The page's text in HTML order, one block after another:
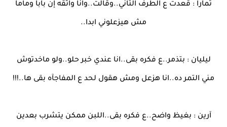
تمارا : قعدت ع الطرف التاني..وقالت..وانا واثقه إن بابا وماما
مش هيزعلوني ابدا..
ليليان : بتذمر..ع فكره بقى..انا عندي خبر حلو..ولو ماخدتوش
مني التمر ده..انا هزعل ومش هقول لحد ع المفاجآه بقى ها..!!!
آرين : بغيظ واضح..ع فكره بقى..اللبن ممكن يتشرب بعدين